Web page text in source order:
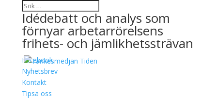
Idédebatt och analys som
förnyar arbetarrörelsens
frihets- och jämlikhetssträvan
Facebook
Nyhetsbrev
Kontakt
Tipsa oss
Corbyn kan inte förbli en
nej-politiker